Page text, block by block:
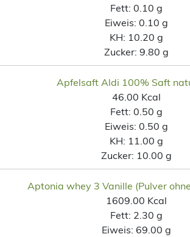
Fett: 0.10 g
Eiweis: 0.10 g
KH: 10.20 g
Zucker: 9.80 g
Apfelsaft Aldi 100% Saft
46.00 Kcal
Fett: 0.50 g
Eiweis: 0.50 g
KH: 11.00 g
Zucker: 10.00 g
Aptonia whey 3 Vanille (Pulver
1609.00 Kcal
Fett: 2.30 g
Eiweis: 69.00 g